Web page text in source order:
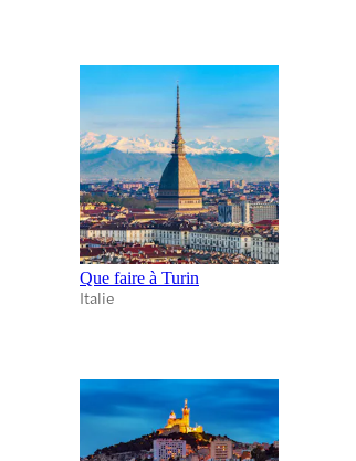
Que faire à Turin
Italie